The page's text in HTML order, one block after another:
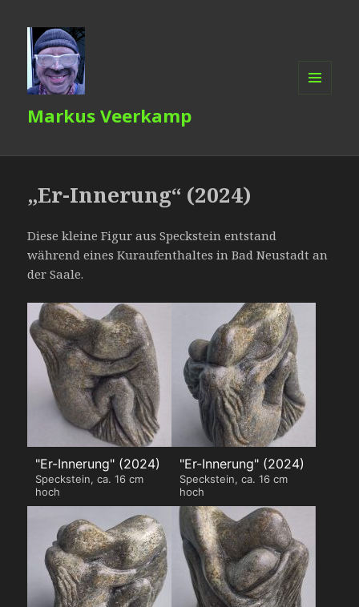
Markus Veerkamp
„Er-Innerung“ (2024)
Diese kleine Figur aus Speckstein entstand
während eines Kuraufenthaltes in Bad Neustadt an
der Saale.
"Er-Innerung" (2024)
Speckstein, ca. 16 cm
hoch
"Er-Innerung" (2024)
Speckstein, ca. 16 cm
hoch